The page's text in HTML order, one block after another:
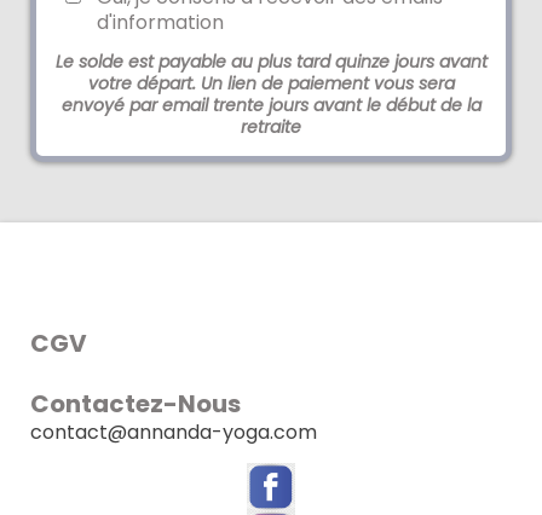
d'information
Le solde est payable au plus tard quinze jours avant
votre départ. Un lien de paiement vous sera
envoyé par email trente jours avant le début de la
retraite
CGV
Contactez-Nous
contact@annanda-yoga.com